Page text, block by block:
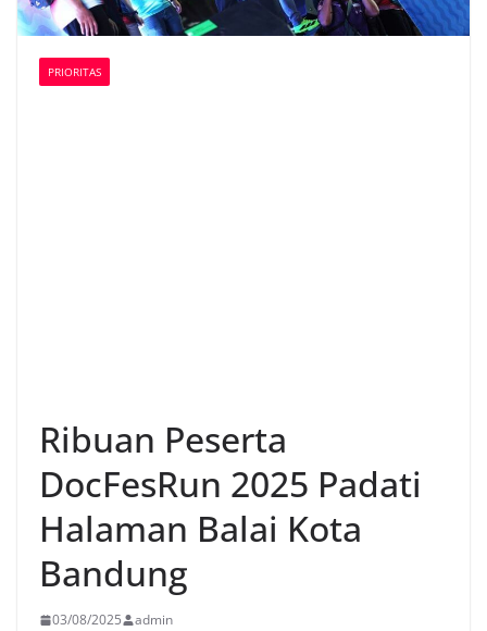
PRIORITAS
Ribuan Peserta
DocFesRun 2025 Padati
Halaman Balai Kota
Bandung
03/08/2025 admin